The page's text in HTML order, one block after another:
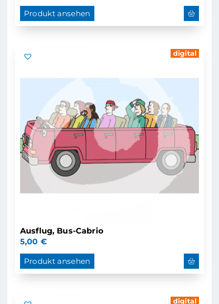
Produkt ansehen
digital
Ausflug, Bus-Cabrio
5,00 €
Produkt ansehen
digital